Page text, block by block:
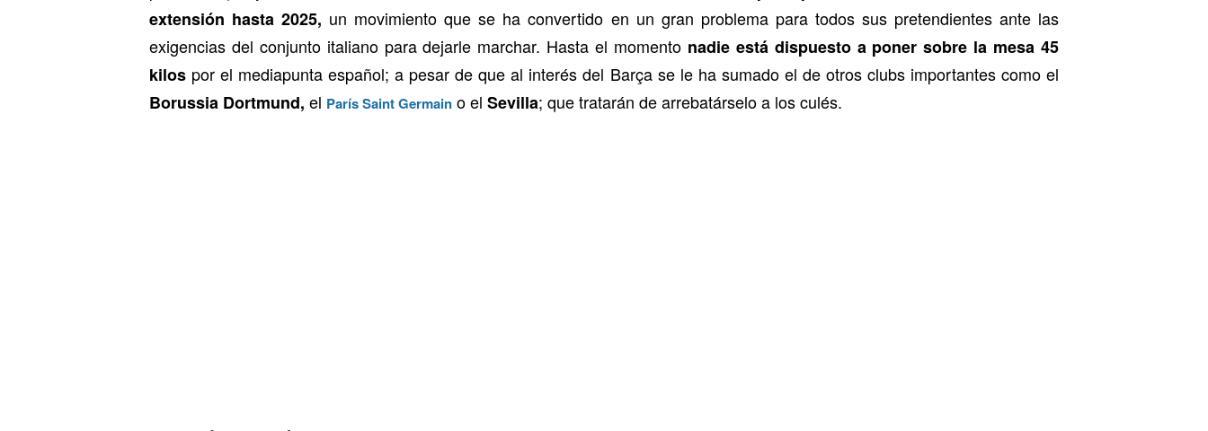
extensión hasta 2025, un movimiento que se ha convertido en un gran problema para todos sus pretendientes ante las
exigencias del conjunto italiano para dejarle marchar. Hasta el momento nadie está dispuesto a poner sobre la mesa 45
kilos por el mediapunta español; a pesar de que al interés del Barça se le ha sumado el de otros clubs importantes como el
Borussia Dortmund, el París Saint Germain o el Sevilla; que tratarán de arrebatárselo a los culés.